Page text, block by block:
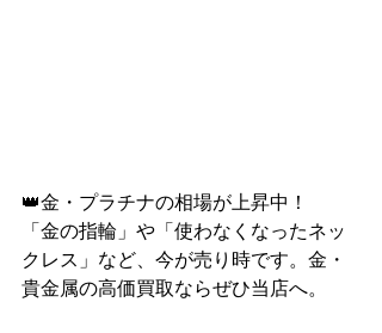
👑金・プラチナの相場が上昇中！
「金の指輪」や「使わなくなったネッ
クレス」など、今が売り時です。金・
貴金属の高価買取ならぜひ当店へ。